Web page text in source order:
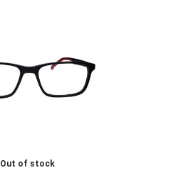
Out of stock